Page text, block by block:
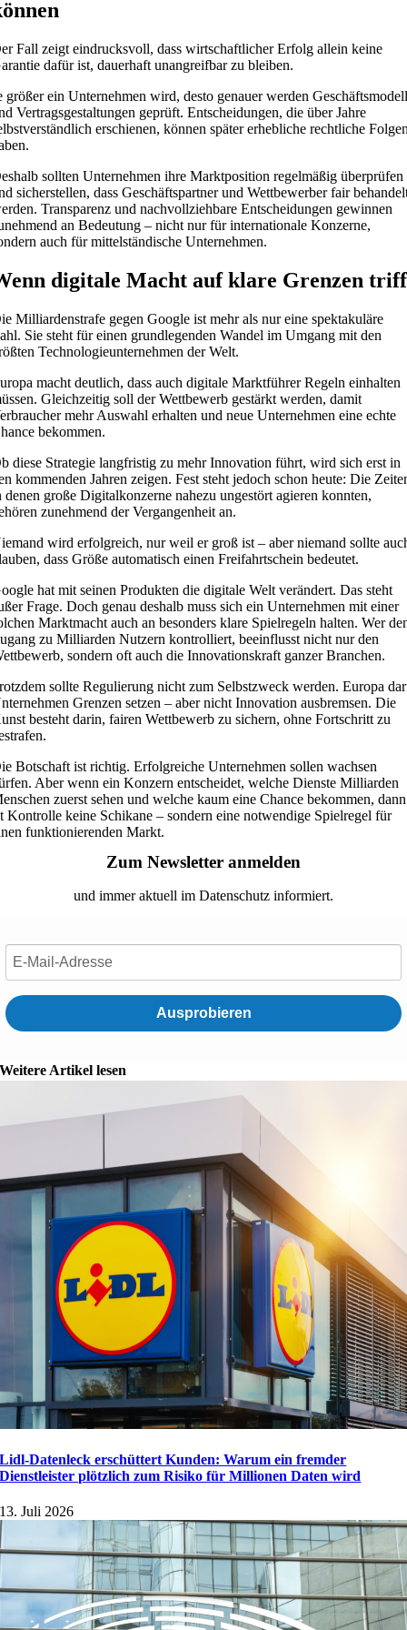
Fall zeigt eindrucksvoll, dass wirtschaftlicher Erfolg allein keine
dafür ist, dauerhaft unangreifbar zu bleiben.
größer ein Unternehmen wird, desto genauer werden
Vertragsgestaltungen geprüft. Entscheidungen, die über Jahre
erschienen, können später erhebliche rechtliche
sollten Unternehmen ihre Marktposition regelmäßig überprüfen
sicherstellen, dass Geschäftspartner und Wettbewerber fair
Transparenz und nachvollziehbare Entscheidungen gewinnen
an Bedeutung – nicht nur für internationale Konzerne,
auch für mittelständische Unternehmen.
digitale Macht auf klare Grenzen
Milliardenstrafe gegen Google ist mehr als nur eine spektakuläre
Sie steht für einen grundlegenden Wandel im Umgang mit den
Technologieunternehmen der Welt.
macht deutlich, dass auch digitale Marktführer Regeln einhalten
Gleichzeitig soll der Wettbewerb gestärkt werden, damit
mehr Auswahl erhalten und neue Unternehmen eine echte
bekommen.
diese Strategie langfristig zu mehr Innovation führt, wird sich erst in
kommenden Jahren zeigen. Fest steht jedoch schon heute: Die
denen große Digitalkonzerne nahezu ungestört agieren konnten,
zunehmend der Vergangenheit an.
wird erfolgreich, nur weil er groß ist – aber niemand sollte
dass Größe automatisch einen Freifahrtschein bedeutet.
hat mit seinen Produkten die digitale Welt verändert. Das steht
Frage. Doch genau deshalb muss sich ein Unternehmen mit einer
Marktmacht auch an besonders klare Spielregeln halten. Wer
zu Milliarden Nutzern kontrolliert, beeinflusst nicht nur den
sondern oft auch die Innovationskraft ganzer Branchen.
sollte Regulierung nicht zum Selbstzweck werden. Europa
Grenzen setzen – aber nicht Innovation ausbremsen. Die
besteht darin, fairen Wettbewerb zu sichern, ohne Fortschritt zu
Botschaft ist richtig. Erfolgreiche Unternehmen sollen wachsen
Aber wenn ein Konzern entscheidet, welche Dienste Milliarden
zuerst sehen und welche kaum eine Chance bekommen, dann
Kontrolle keine Schikane – sondern eine notwendige Spielregel für
funktionierenden Markt.
Zum Newsletter anmelden
und immer aktuell im Datenschutz informiert.
Ausprobieren
Weitere Artikel lesen
Lidl-Datenleck erschüttert Kunden: Warum ein fremder
Dienstleister plötzlich zum Risiko für Millionen Daten wird
13. Juli 2026